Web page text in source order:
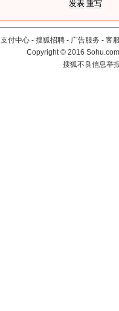
支付中心 - 搜狐招聘 - 广告服务 - 客
Copyright©2016
搜狐不良信息举